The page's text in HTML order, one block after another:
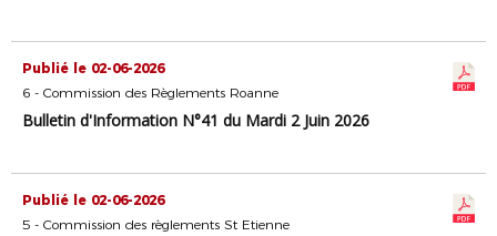
Publié le 02-06-2026
6 - Commission des Règlements Roanne
Bulletin d'Information N°41 du Mardi 2 Juin 2026
Publié le 02-06-2026
5 - Commission des règlements St Etienne